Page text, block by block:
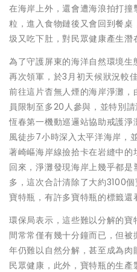
在海岸上外，還會遭海浪拍打
粒，進入食物鏈後又會回到餐
圾又吃下肚，對民眾健康產生潛
為了守護屏東的海洋自然環境
再次領軍，於3月初天候狀況較
前往這片杳無人煙的海岸淨灘
員限制至多20人參與，並特別
恆春第一機動巡邏站協助戒護
風徒步7小時深入太平洋海岸，
著崎嶇海岸線撿拾卡在岩縫中
回來，淨灘發現海岸上幾乎都
多，這次合計清除了大約3100
寶特瓶，有許多寶特瓶的標籤還
環保局表示，這些難以分解的
間常常僅有幾十分鐘而已，但
年仍難以自然分解，甚至成為
民眾健康，此外，寶特瓶的生